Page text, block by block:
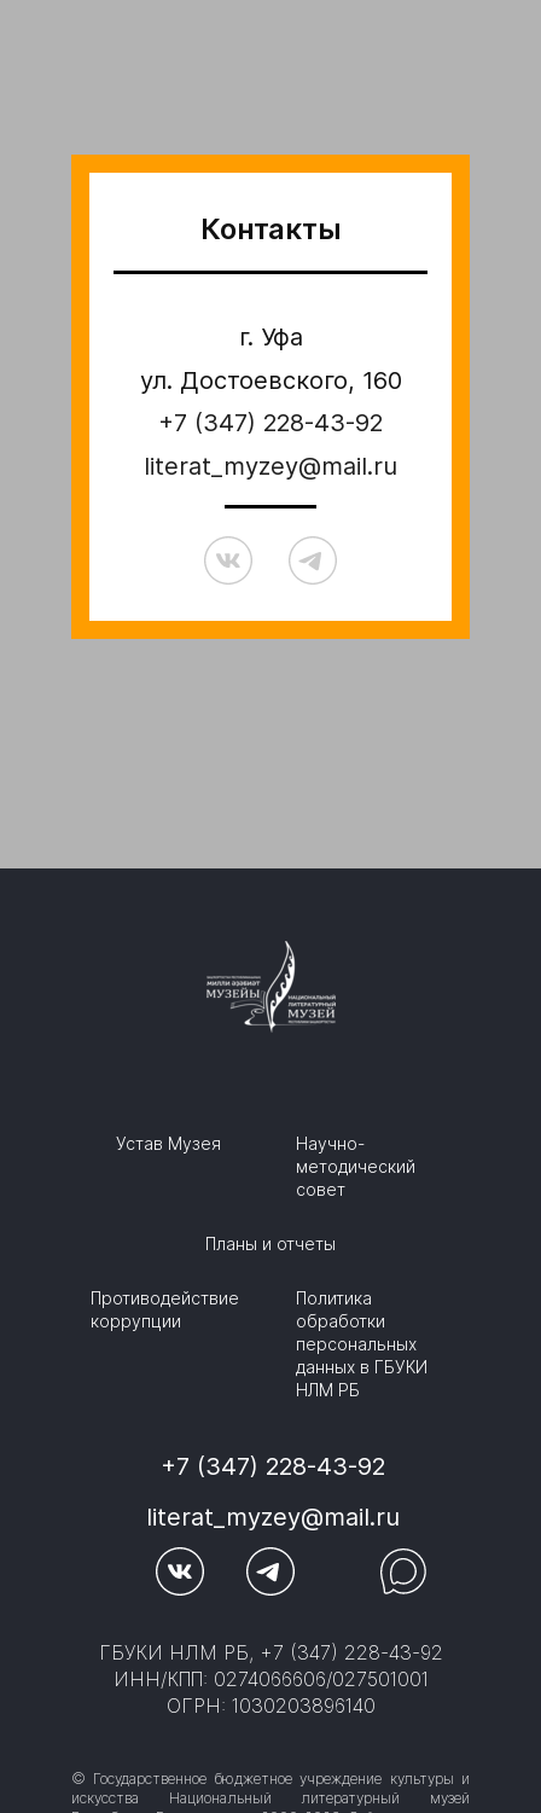
Контакты
г. Уфа
ул. Достоевского, 160
+7 (347) 228-43-92
literat_myzey@mail.ru
Устав Музея
Научно-
методический
совет
Планы и отчеты
Противодействие
коррупции
Политика
обработки
персональных
данных в ГБУКИ
НЛМ РБ
+7 (347) 228-43-92
literat_myzey@mail.ru
ГБУКИ НЛМ РБ, +7 (347) 228-43-92
ИНН/КПП: 0274066606/027501001
ОГРН: 1030203896140
© Государственное бюджетное учреждение культуры и
искусства Национальный литературный музей